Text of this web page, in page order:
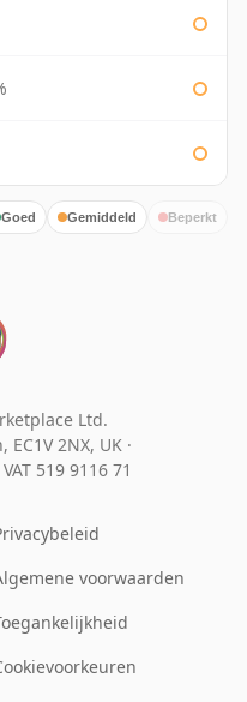
Goed Gemiddeld Beperkt
Ltd.
2NX, UK ·
VAT 519 9116 71
voorwaarden